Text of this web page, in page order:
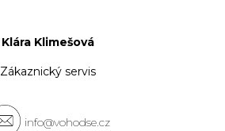
Klára Klimešová
Zákaznický servis
info@vohodse.cz